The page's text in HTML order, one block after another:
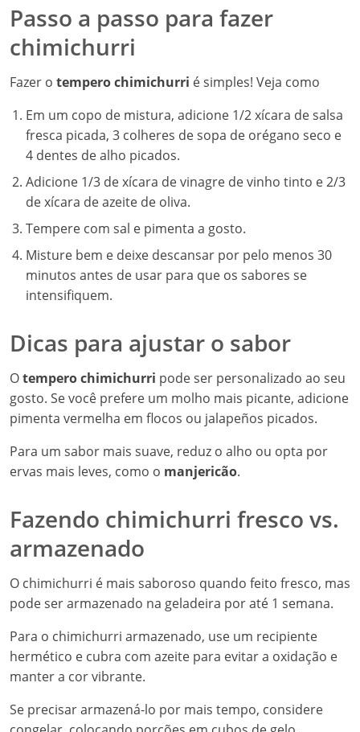
Passo a passo para fazer
chimichurri
Fazer o tempero chimichurri é simples! Veja como
Em um copo de mistura, adicione 1/2 xícara de salsa
fresca picada, 3 colheres de sopa de orégano seco e
4 dentes de alho picados.
Adicione 1/3 de xícara de vinagre de vinho tinto e 2/3
de xícara de azeite de oliva.
Tempere com sal e pimenta a gosto.
Misture bem e deixe descansar por pelo menos 30
minutos antes de usar para que os sabores se
intensifiquem.
Dicas para ajustar o sabor
Otempero chimichurri pode ser personalizado ao seu
gosto. Se você prefere um molho mais picante, adicione
pimenta vermelha em flocos ou jalapeños picados.
Para um sabor mais suave, reduz o alho ou opta por
ervas mais leves, como o manjericão.
Fazendo chimichurri fresco vs.
armazenado
O chimichurri é mais saboroso quando feito fresco, mas
pode ser armazenado na geladeira por até 1 semana.
Para o chimichurri armazenado, use um recipiente
hermético e cubra com azeite para evitar a oxidação e
manter a cor vibrante.
Se precisar armazená-lo por mais tempo, considere